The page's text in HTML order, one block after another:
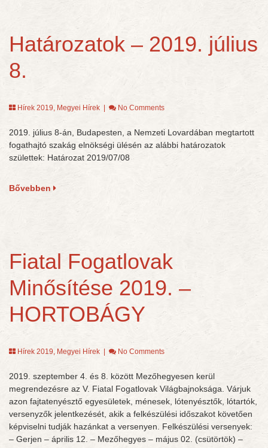
Határozatok – 2019. július
8.
Hírek 2019, Megyei Hírek No Comments
2019. július 8-án, Budapesten, a Nemzeti Lovardában megtartott
fogathajtó szakág elnökségi ülésén az alábbi határozatok
születtek: Határozat 2019/07/08
Bővebben
Fiatal Fogatlovak
Minősítése 2019. –
HORTOBÁGY
Hírek 2019, Megyei Hírek No Comments
2019. szeptember 4. és 8. között Mezőhegyesen kerül
megrendezésre az V. Fiatal Fogatlovak Világbajnoksága. Várjuk
azon fajtatenyésztő egyesületek, ménesek, lótenyésztők, lótartók,
versenyzők jelentkezését, akik a felkészülési időszakot követően
képviselni tudják hazánkat a versenyen. Felkészülési versenyek:
– Gerjen – április 12. – Mezőhegyes – május 02. (csütörtök) –